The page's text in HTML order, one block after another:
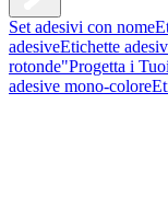
Set adesivi con nome
adesiveEtichette
rotonde"Progetta i
adesive mono-colore